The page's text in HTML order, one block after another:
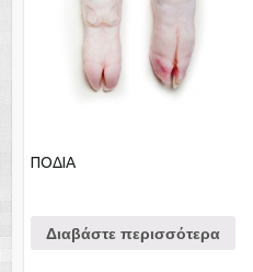
ΠΟΔΙΑ
Διαβάστε περισσότερα